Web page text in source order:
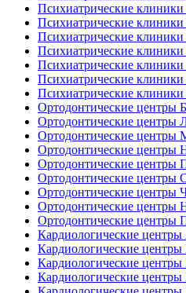
Психиатрические
Психиатрические
Психиатрические
Психиатрические
Психиатрические
Психиатрические
Психиатрические
Ортодонтические центры
Ортодонтические центры
Ортодонтические центры
Ортодонтические центры
Ортодонтические центры
Ортодонтические центры
Ортодонтические центры
Ортодонтические центры
Ортодонтические центры
Кардиологические центры
Кардиологические центры
Кардиологические центры
Кардиологические